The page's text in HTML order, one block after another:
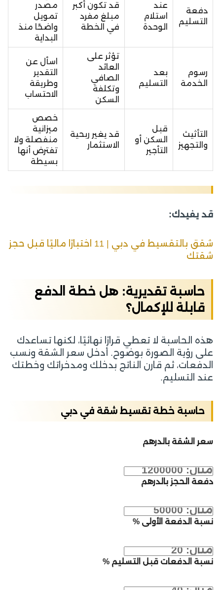
دفعة
التسليم
عند
استلام
الوحدة
قد تكون أكبر
مبلغ مفرد
في الخطة
مصدر
تمويل
واضحًا منذ
البداية
رسوم
الخدمة
بعد
التسليم
تؤثر على
العائد
الصافي
وتكلفة
السكن
اسأل عن
التقدير
وطريقة
الاحتساب
التأثيث
والتجهيز
قبل
السكن أو
التأجير
قد يغير ربحية
الاستثمار
خصص
ميزانية
منفصلة ولا
تفترض أنها
بسيطة
قد يفيدك:
شقق بالتقسيط في دبي | 11 اختبارًا ماليًا قبل حجز
شقتك
حاسبة تقديرية: هل خطة الدفع
قابلة للإكمال؟
هذه الحاسبة لا تعطي قرارًا نهائيًا، لكنها تساعدك
على رؤية الصورة بوضوح. أدخل سعر الشقة ونسب
الدفعات، ثم قارن الناتج بدخلك ومدخراتك وخطتك
عند التسليم.
حاسبة خطة تقسيط شقة في دبي
سعر الشقة بالدرهم
دفعة الحجز بالدرهم
نسبة الدفعة الأولى %
نسبة الدفعات قبل التسليم %